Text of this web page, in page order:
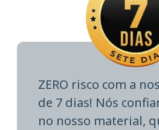
ZERO risco com a
de 7 dias! Nós
no nosso material,